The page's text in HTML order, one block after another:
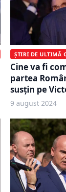
ȘTIRI DE ULTIMĂ
Cine va fi
partea
susțin pe
9 august 2024